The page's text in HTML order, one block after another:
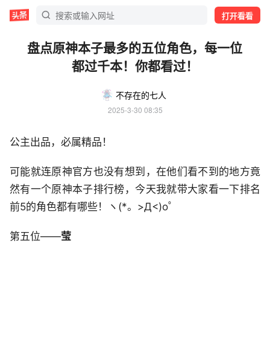
打开看看
盘点原神本子最多的五位角色，每一位
都过千本！你都看过！
不存在的七人
2025-3-30 08:35
公主出品，必属精品！
可能就连原神官方也没有想到，在他们看不到的地方竟
然有一个原神本子排行榜，今天我就带大家看一下排名
前5的角色都有哪些！ヽ(*。>Д<)o゜
第五位——莹